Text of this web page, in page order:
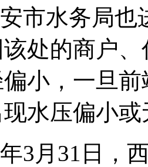
市水务局
处的商户
小，一旦
水压偏小
3月31日，